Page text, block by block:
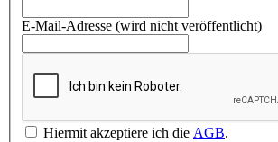
E-Mail-Adresse (wird nicht veröffentlicht)
Hiermit akzeptiere ich die AGB.